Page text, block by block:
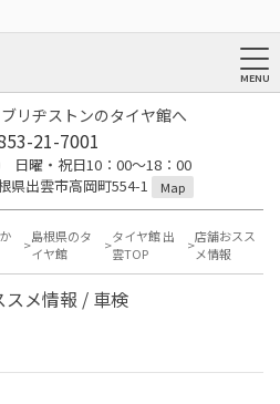
リヂストンのタイヤ館へ
21-7001
日曜・祝日10：00～18：00
県出雲市高岡町554-1
Map
島根県のタ
イヤ館
タイヤ館 出
雲TOP
店舗おスス
メ情報
スメ情報 / 車検